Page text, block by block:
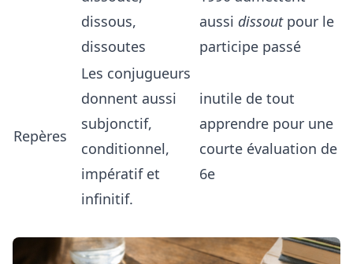
dissous,
dissoutes
aussi dissoutpour le
participe passé
Repères
Les conjugueurs
donnent aussi
subjonctif,
conditionnel,
impératif et
infinitif.
inutile de tout
apprendre pour une
courte évaluation de
6e